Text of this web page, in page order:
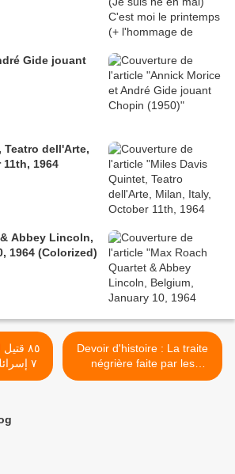
Gide jouant
Teatro dell'Arte,
1964
Abbey Lincoln,
1964 (Colorized)
٧ إسرائليين: السيد سيكالدي
Devoir d'histoire : La traite
négrière faite par les
Européens a duré